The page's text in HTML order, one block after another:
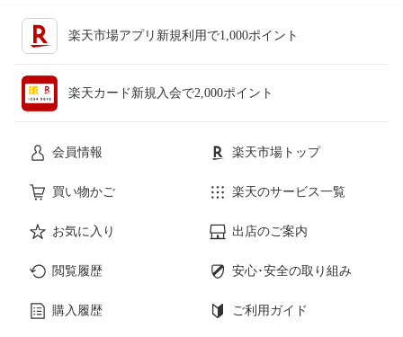
楽天市場アプリ新規利用で1,000ポイント
楽天カード新規入会で2,000ポイント
会員情報 楽天市場トップ
買い物かご 楽天のサービス一覧
お気に入り 出店のご案内
閲覧履歴 安心･安全の取り組み
購入履歴 ご利用ガイド